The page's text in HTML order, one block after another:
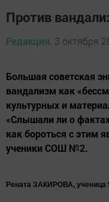
Против
Редакция, 3 октября
Большая советская
вандализм как
культурных и
«Слышали ли о
как бороться с этим
ученики СОШ №2.
Рената ЗАКИРОВА, уче­ница